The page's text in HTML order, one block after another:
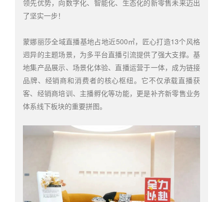
领先优势，向数字化、智能化、生态化的新零售未来迈出
了坚实一步！
蒙娜丽莎全域直播基地占地近500㎡，匠心打造13个风格
迥异的主题场景，为多平台直播引流提供了强大支撑。基
地集产品展示、场景化体验、直播运营于一体，成为链接
品牌、经销商和消费者的核心枢纽。它不仅承载直播获
客、经销商培训、主播孵化等功能，更是补齐新零售业务
体系线下板块的重要拼图。